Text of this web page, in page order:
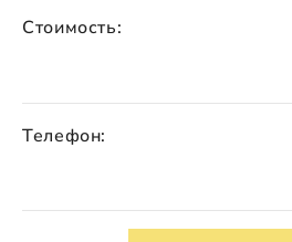
Стоимость:
Телефон: